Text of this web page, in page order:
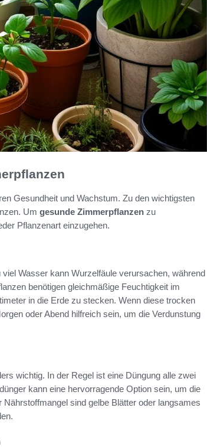
Gesundheit und Wachstum. Zu den wichtigsten
Um gesunde Zimmerpflanzen zu
Pflanzenart einzugehen.
Wasser kann Wurzelfäule verursachen, während
benötigen gleichmäßige Feuchtigkeit im
in die Erde zu stecken. Wenn diese trocken
oder Abend hilfreich sein, um die Verdunstung
wichtig. In der Regel ist eine Düngung alle zwei
kann eine hervorragende Option sein, um die
sind gelbe Blätter oder langsames